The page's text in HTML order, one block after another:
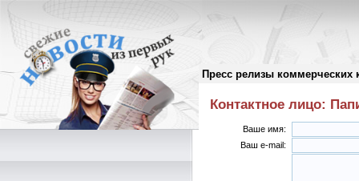
Пресс релизы коммерческих
Письмо автору пресс-релиза//
Контактное лицо:
Ваше имя:
Ваш e-mail: